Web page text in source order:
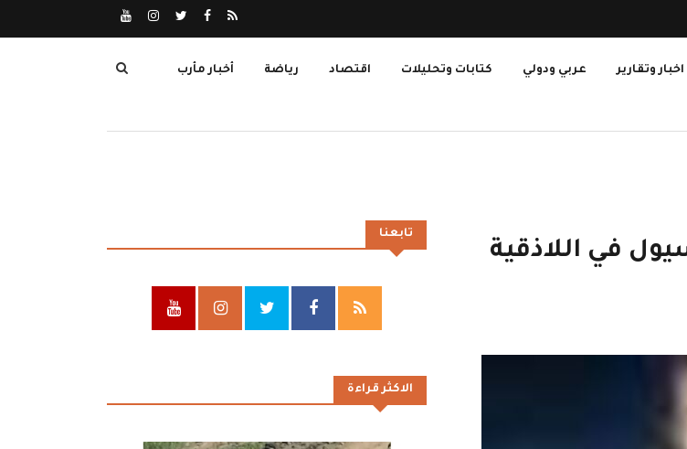
اخبار وتقارير عربي ودولي كتابات وتحليلات اقتصاد رياضة أخبار مأرب
في اللاذقية
تابعنا
الاكثر قراءة